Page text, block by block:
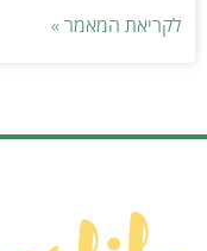
לקריאת המאמר »